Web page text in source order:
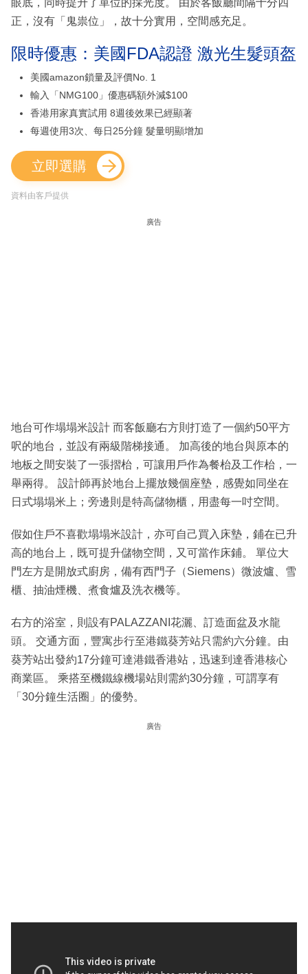
正，沒有「鬼祟位」，故十分實用，空間感充足。
限時優惠：美國FDA認證 激光生髮頭盔
美國amazon鎖量及評價No. 1
輸入「NMG100」優惠碼額外減$100
香港用家真實試用 8週後效果已經顯著
每週使用3次、每日25分鐘 髮量明顯增加
立即選購
資料由客戶提供
廣告
地台可作塌塌米設計 而客飯廳右方則打造了一個約50平方
呎的地台，並設有兩級階梯接通。 加高後的地台與原本的
地板之間安裝了一張摺枱，可讓用戶作為餐枱及工作枱，一
舉兩得。 設計師再於地台上擺放幾個座墊，感覺如同坐在
日式塌塌米上；旁邊則是特高儲物櫃，用盡每一吋空間。
假如住戶不喜歡塌塌米設計，亦可自己買入床墊，鋪在已升
高的地台上，既可提升儲物空間，又可當作床鋪。 單位大
門左方是開放式廚房，備有西門子（Siemens）微波爐、雪
櫃、抽油煙機、煮食爐及洗衣機等。
右方的浴室，則設有PALAZZANI花灑、訂造面盆及水龍
頭。 交通方面，豐寓步行至港鐵葵芳站只需約六分鐘。由
葵芳站出發約17分鐘可達港鐵香港站，迅速到達香港核心
商業區。 乘搭至機鐵線機場站則需約30分鐘，可謂享有
「30分鐘生活圈」的優勢。
廣告